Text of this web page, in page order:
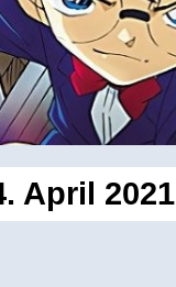
April 2021